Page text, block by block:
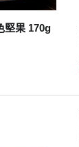
堅果 170g